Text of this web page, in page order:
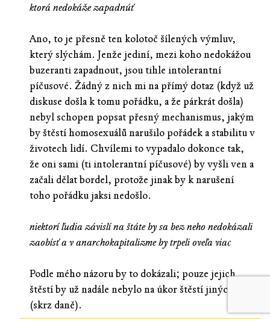
ktorá nedokáže zapadnúť
Ano, to je přesně ten kolotoč šílených výmluv,
který slýchám. Jenže jediní, mezi koho nedokážou
buzeranti zapadnout, jsou tihle intolerantní
píčusové. Žádný z nich mi na přímý dotaz (když už
diskuse došla k tomu pořádku, a že párkrát došla)
nebyl schopen popsat přesný mechanismus, jakým
by štěstí homosexuálů narušilo pořádek a stabilitu v
životech lidí. Chvílemi to vypadalo dokonce tak,
že oni sami (ti intolerantní píčusové) by vyšli ven a
začali dělat bordel, protože jinak by k narušení
toho pořádku jaksi nedošlo.
niektorí ľudia závislí na štáte by sa bez neho nedokázali
zaobísť a v anarchokapitalizme by trpeli oveľa viac
Podle mého názoru by to dokázali; pouze jejich
štěstí by už nadále nebylo na úkor štěstí jiných lidí
(skrz daně).